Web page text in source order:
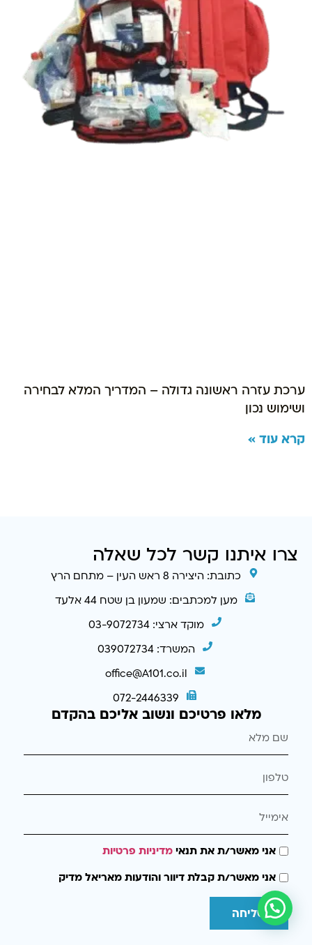
ערכת עזרה ראשונה גדולה – המדריך המלא לבחירה
ושימוש נכון
קרא עוד »
צרו איתנו קשר לכל שאלה
כתובת: היצירה 8 ראש העין – מתחם הרץ
מען למכתבים: שמעון בן שטח 44 אלעד
מוקד ארצי: 03-9072734
המשרד: 039072734
office@A101.co.il
072-2446339
מלאו פרטיכם ונשוב אליכם בהקדם
אני מאשר/ת את תנאימדיניות פרטיות
אני מאשר/ת קבלת דיוור והודעות מאריאל מדיק
שליחה